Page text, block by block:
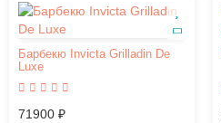
Барбекю Invicta Grilladin De
Luxe
71900 ₽